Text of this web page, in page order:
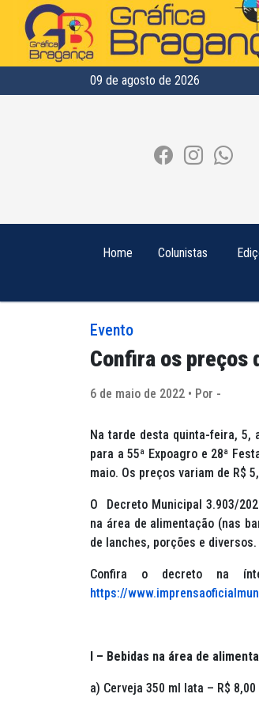
09 de agosto de 2026
Home Colunistas
Evento
Confira os preços
6 de maio de 2022 • Por -
Na tarde desta quinta-feira, 5,
para a 55ª Expoagro e 28ª
maio. Os preços variam de R$
O Decreto Municipal 3.903/
na área de alimentação (nas
de lanches, porções e diversos.
Confira o decreto na
https://
I – Bebidas na área de
a) Cerveja 350 ml lata – R$ 8,00